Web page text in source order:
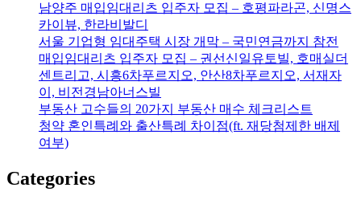
남양주 매입임대리츠 입주자 모집 – 호평파라곤, 신명스
카이뷰, 한라비발디
서울 기업형 임대주택 시장 개막 – 국민연금까지 참전
매입임대리츠 입주자 모집 – 권선신일유토빌, 호매실더
센트리고, 시흥6차푸르지오, 안산8차푸르지오, 서재자
이, 비전경남아너스빌
부동산 고수들의 20가지 부동산 매수 체크리스트
청약 혼인특례와 출산특례 차이점(ft. 재당첨제한 배제
여부)
Categories